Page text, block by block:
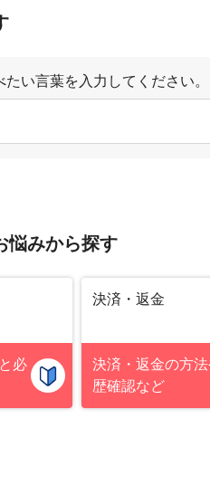
たい言葉を入力してください。
悩みから探す
必
決済・返金
決済・返金の方
歴確認など